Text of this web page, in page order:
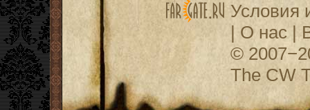
Условия
| О нас|
©
The CW